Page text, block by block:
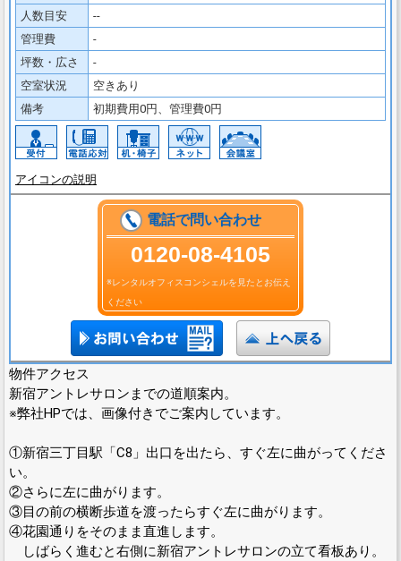
人数目安
--
管理費
-
坪数・広さ
-
空室状況
空きあり
備考
初期費用0円、管理費0円
アイコンの説明
電話で問い合わせ
0120-08-4105
※レンタルオフィスコンシェルを見たとお伝え
ください
物件アクセス
新宿アントレサロンまでの道順案内。
※弊社HPでは、画像付きでご案内しています。
①新宿三丁目駅「C8」出口を出たら、すぐ左に曲がってくださ
い。
②さらに左に曲がります。
③目の前の横断歩道を渡ったらすぐ左に曲がります。
④花園通りをそのまま直進します。
しばらく進むと右側に新宿アントレサロンの立て看板あり。